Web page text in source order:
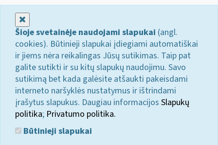
Šioje svetainėje naudojami slapukai (angl.
cookies). Būtinieji slapukai įdiegiami automatiškai
ir jiems nėra reikalingas Jūsų sutikimas. Taip pat
galite sutikti ir su kitų slapukų naudojimu. Savo
sutikimą bet kada galėsite atšaukti pakeisdami
interneto naršyklės nustatymus ir ištrindami
įrašytus slapukus. Daugiau informacijos Slapukų
politika; Privatumo politika.
Būtinieji slapukai